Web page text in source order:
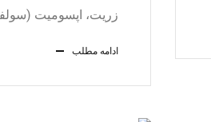
زریت، اپسومیت
ادامه مطلب